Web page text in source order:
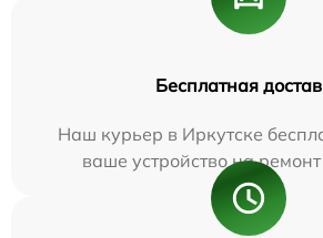
Бесплатная
Наш курьер в Иркутске
ваше устройство на